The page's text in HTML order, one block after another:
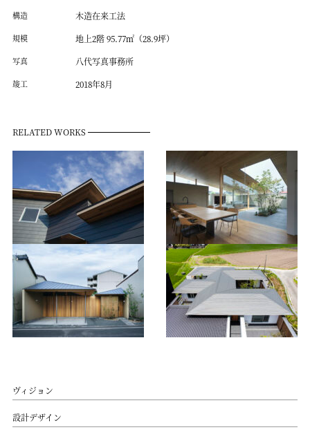
構造 木造在来工法
規模 地上2階 95.77㎡（28.9坪）
写真 八代写真事務所
竣工 2018年8月
RELATED WORKS
ヴィジョン
設計デザイン